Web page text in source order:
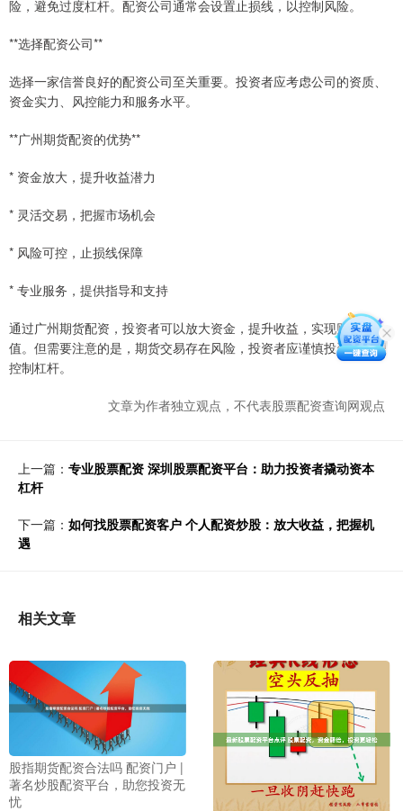
险，避免过度杠杆。配资公司通常会设置止损线，以控制风险。
**选择配资公司**
选择一家信誉良好的配资公司至关重要。投资者应考虑公司的资质、
资金实力、风控能力和服务水平。
**广州期货配资的优势**
* 资金放大，提升收益潜力
* 灵活交易，把握市场机会
* 风险可控，止损线保障
* 专业服务，提供指导和支持
通过广州期货配资，投资者可以放大资金，提升收益，实现财富增
值。但需要注意的是，期货交易存在风险，投资者应谨慎投资，合理
控制杠杆。
文章为作者独立观点，不代表股票配资查询网观点
上一篇： 专业股票配资 深圳股票配资平台：助力投资者撬动资本
杠杆
下一篇： 如何找股票配资客户 个人配资炒股：放大收益，把握机
遇
相关文章
股指期货配资合法吗 配资门户 |
著名炒股配资平台，助您投资无
忧